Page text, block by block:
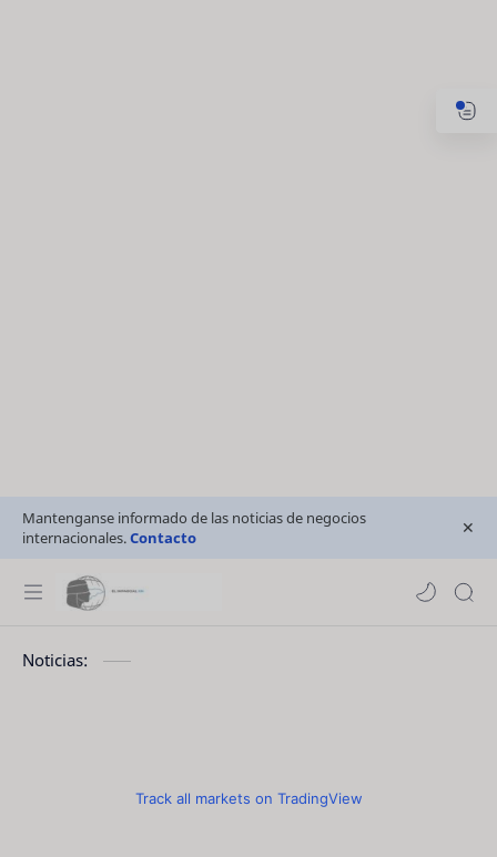
Mantenganse informado de las noticias de negocios
internacionales.Contacto
Noticias:
Track all markets on TradingView